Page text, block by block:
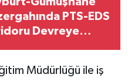
PTS-EDS
Devreye
Müdürlüğü ile iş